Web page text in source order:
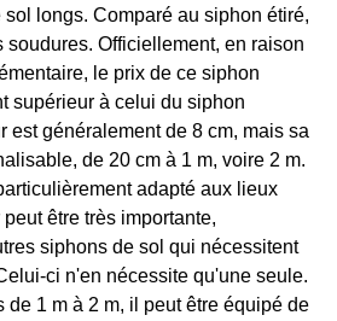
longs. Comparé au siphon étiré,
Officiellement, en raison
le prix de ce siphon
supérieur à celui du siphon
est généralement de 8 cm, mais sa
de 20 cm à 1 m, voire 2 m.
adapté aux lieux
être très importante,
siphons de sol qui nécessitent
ci n'en nécessite qu'une seule.
de 1 m à 2 m, il peut être équipé de